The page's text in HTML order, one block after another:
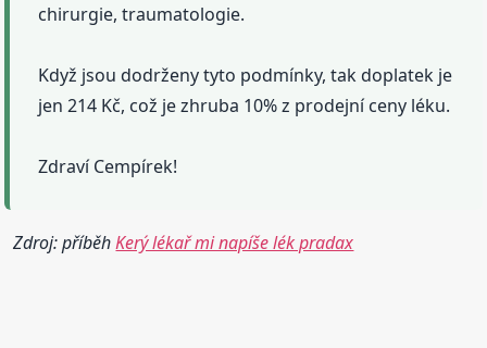
chirurgie, traumatologie.
Když jsou dodrženy tyto podmínky, tak doplatek je
jen 214 Kč, což je zhruba 10% z prodejní ceny léku.
Zdraví Cempírek!
Zdroj: příběhKerý lékař mi napíše lék pradax